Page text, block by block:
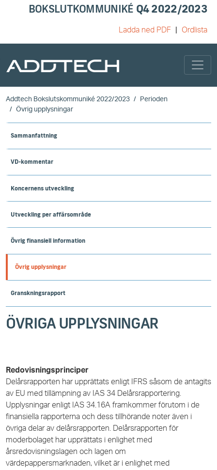
BOKSLUTKOMMUNIKÉ Q4 2022/2023
Ladda ned PDF Ordlista
Skip to main content
Addtech Bokslutskommuniké 2022/2023
Perioden
Övrig upplysningar
Sammanfattning
VD-kommentar
Koncernens utveckling
Utveckling per affärsområde
Övrig finansiell information
Övrig upplysningar
Granskningsrapport
ÖVRIGA UPPLYSNINGAR
Redovisningsprinciper
Delårsrapporten har upprättats enligt IFRS såsom de antagits
av EU med tillämpning av IAS 34 Delårsrapportering.
Upplysningar enligt IAS 34.16A framkommer förutom i de
finansiella rapporterna och dess tillhörande noter även i
övriga delar av delårsrapporten. Delårsrapporten för
moderbolaget har upprättats i enlighet med
årsredovisningslagen och lagen om
värdepappersmarknaden, vilket är i enlighet med